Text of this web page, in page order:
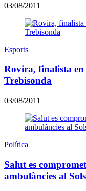
03/08/2011
Esports
Rovira, finalista en
Trebisonda
03/08/2011
Política
Salut es
ambulàncies al